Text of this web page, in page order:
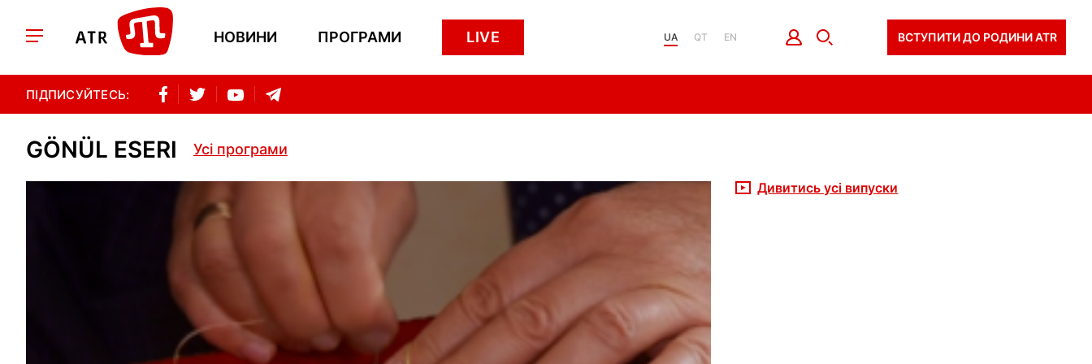
НОВИНИ ПРОГРАМИ LIVE UA QT EN ВСТУПИТИ ДО РОДИНИ ATR
ПІДПИСУЙТЕСЬ:
GÖNÜL ESERI Усі програми
Дивитись усі випуски